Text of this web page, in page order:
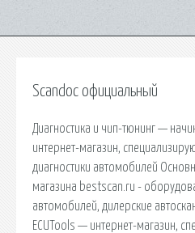
Scandoc официальный
Диагностика и чип-тюнинг —
интернет-магазин,
диагностики автомобилей
магазина bestscan.ru -
автомобилей, дилерские
ECUTools — интернет-магазин,